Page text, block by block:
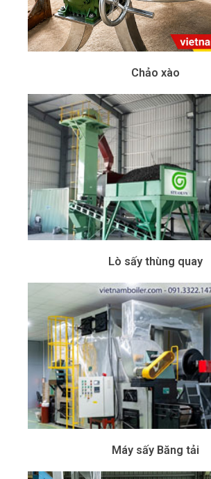
Chảo xào
Lò sấy thùng quay
Máy sấy Băng tải